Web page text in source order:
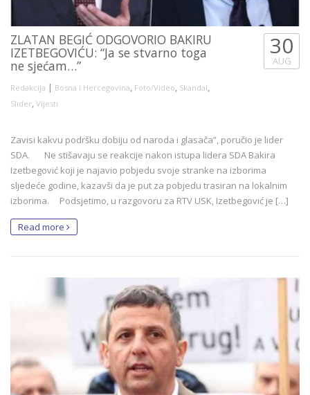
ZLATAN BEGIĆ ODGOVORIO BAKIRU
IZETBEGOVIĆU: “Ja se stvarno toga
ne sjećam…”
Redakcija | Bosna i Hercegovina, Foto/Video, Skandal,
Slider, Vijesti
30
AUG
Zavisi kakvu podršku dobiju od naroda i glasača”, poručio je lider
SDA. Ne stišavaju se reakcije nakon istupa lidera SDA Bakira
Izetbegović koji je najavio pobjedu svoje stranke na izborima
sljedeće godine, kazavši da je put za pobjedu trasiran na lokalnim
izborima. Podsjetimo, u razgovoru za RTV USK, Izetbegović je […]
Read more